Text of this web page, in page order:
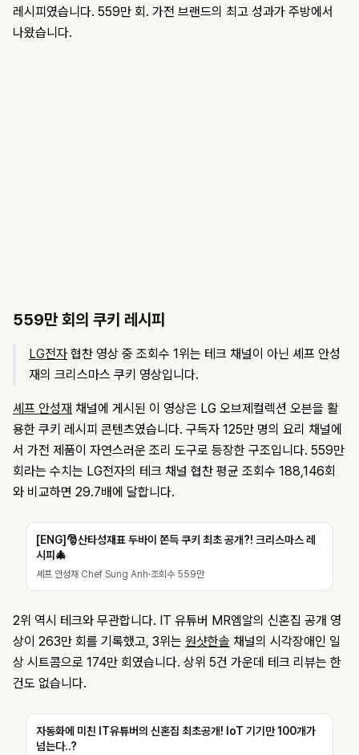
레시피였습니다. 559만 회. 가전 브랜드의 최고 성과가 주방에서
나왔습니다.
559만 회의 쿠키 레시피
LG전자 협찬 영상 중 조회수 1위는 테크 채널이 아닌 셰프 안성
재의 크리스마스 쿠키 영상입니다.
셰프 안성재 채널에 게시된 이 영상은 LG 오브제컬렉션 오븐을 활
용한 쿠키 레시피 콘텐츠였습니다. 구독자 125만 명의 요리 채널에
서 가전 제품이 자연스러운 조리 도구로 등장한 구조입니다. 559만
회라는 수치는 LG전자의 테크 채널 협찬 평균 조회수 188,146회
와 비교하면 29.7배에 달합니다.
[ENG]🎅산타성재표 두바이 쫀득 쿠키 최초 공개?! 크리스마스 레
시피🎄
셰프 안성재 Chef Sung Anh·조회수 559만
2위 역시 테크와 무관합니다. IT 유튜버 MR엠알의 신혼집 공개 영
상이 263만 회를 기록했고, 3위는 원샷한솔 채널의 시각장애인 일
상 시트콤으로 174만 회였습니다. 상위 5건 가운데 테크 리뷰는 한
건도 없습니다.
자동화에 미친 IT유튜버의 신혼집 최초공개! IoT 기기만 100개가
넘는다..?